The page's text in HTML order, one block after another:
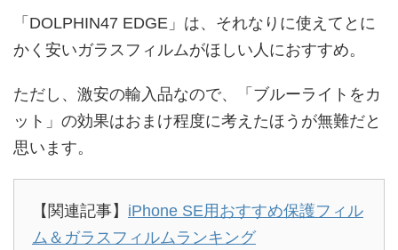
「DOLPHIN47 EDGE」は、それなりに使えてとに
かく安いガラスフィルムがほしい人におすすめ。
ただし、激安の輸入品なので、「ブルーライトをカ
ット」の効果はおまけ程度に考えたほうが無難だと
思います。
【関連記事】 iPhone SE用おすすめ保護フィル
ム＆ガラスフィルムランキング